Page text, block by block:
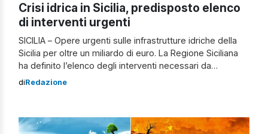
Crisi idrica in Sicilia, predisposto elenco
di interventi urgenti
SICILIA – Opere urgenti sulle infrastrutture idriche della
Sicilia per oltre un miliardo di euro. La Regione Siciliana
ha definito l’elenco degli interventi necessari da
trasmettere alla cabina di regia ministeriale incardinata
urgenti connessi al fenomeno della scarsità idrica. È
quanto emerso […]
diRedazione